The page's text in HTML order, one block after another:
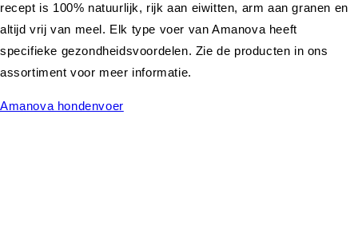
recept is 100% natuurlijk, rijk aan eiwitten, arm aan granen en
altijd vrij van meel. Elk type voer van Amanova heeft
specifieke gezondheidsvoordelen. Zie de producten in ons
assortiment voor meer informatie.
Amanova hondenvoer